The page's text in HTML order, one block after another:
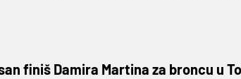
finiš Damira Martina za broncu u